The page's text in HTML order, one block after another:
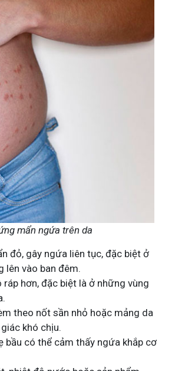
mẩn ngứa trên da
đỏ, gây ngứa liên tục, đặc biệt ở
lên vào ban đêm.
hơn, đặc biệt là ở những vùng
theo nốt sần nhỏ hoặc mảng da
khó chịu.
có thể cảm thấy ngứa khắp cơ